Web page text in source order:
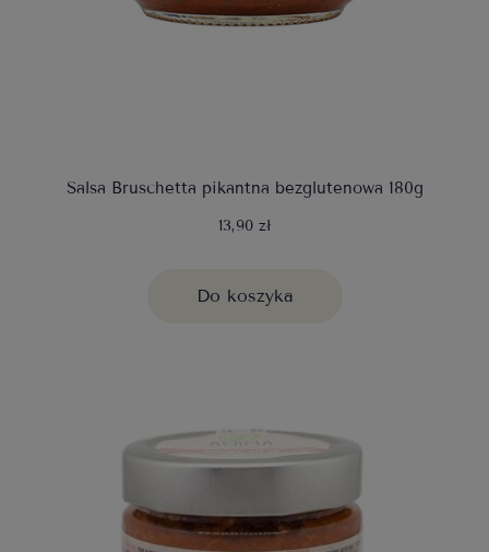
Salsa Bruschetta pikantna bezglutenowa 180g
13,90 zł
Do koszyka